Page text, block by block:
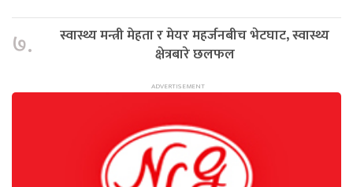
७.
स्वास्थ्य मन्त्री मेहता र मेयर महर्जनबीच भेटघाट, स्वास्थ्य
क्षेत्रबारे छलफल